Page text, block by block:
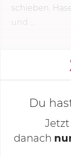
schieben.
und ...
Deine
Du
Jetzt
danach